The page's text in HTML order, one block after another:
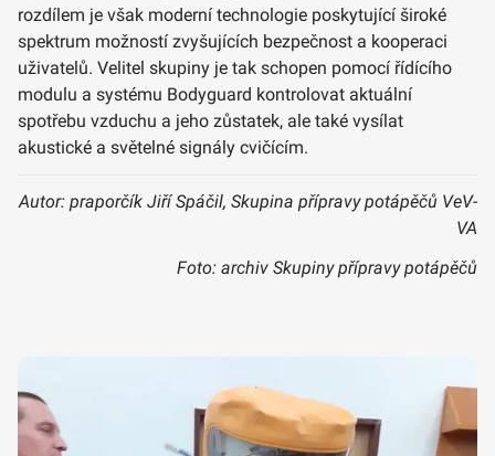
rozdílem je však moderní technologie poskytující široké
spektrum možností zvyšujících bezpečnost a kooperaci
uživatelů. Velitel skupiny je tak schopen pomocí řídícího
modulu a systému Bodyguard kontrolovat aktuální
spotřebu vzduchu a jeho zůstatek, ale také vysílat
akustické a světelné signály cvičícím.
Autor: praporčík Jiří Spáčil, Skupina přípravy potápěčů VeV-
VA
Foto: archiv Skupiny přípravy potápěčů